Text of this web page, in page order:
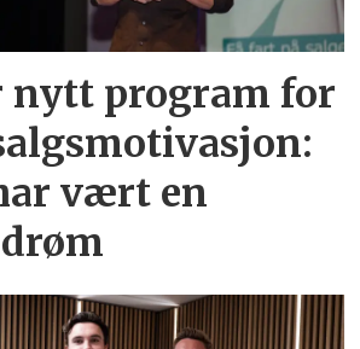
nytt program for
vært en